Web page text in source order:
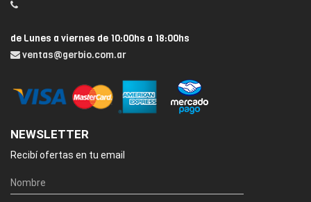
de Lunes a viernes de 10:00hs a 18:00hs
ventas@gerbio.com.ar
NEWSLETTER
Recibí ofertas en tu email